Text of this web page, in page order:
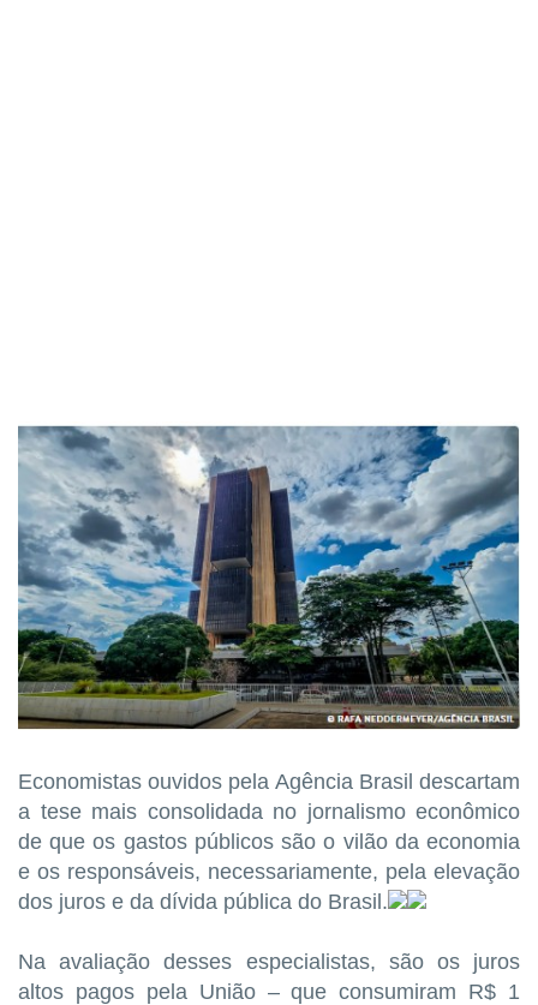
Economistas ouvidos pela Agência Brasil descartam
a tese mais consolidada no jornalismo econômico
de que os gastos públicos são o vilão da economia
e os responsáveis, necessariamente, pela elevação
dos juros e da dívida pública do Brasil.
Na avaliação desses especialistas, são os juros
altos pagos pela União – que consumiram R$ 1